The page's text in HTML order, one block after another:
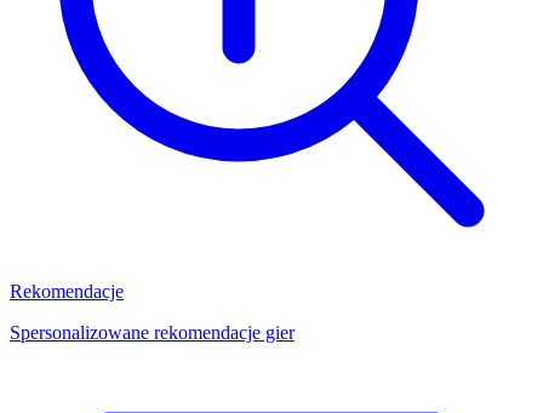
Rekomendacje
Spersonalizowane rekomendacje gier